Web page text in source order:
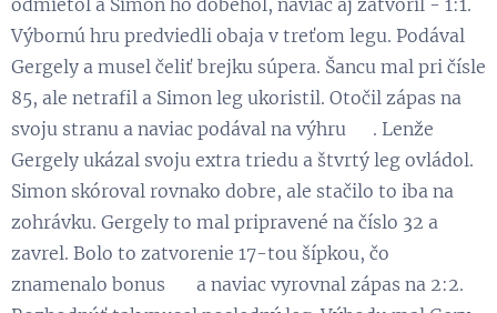
Výbornú hru predviedli obaja v treťom legu. Podával
Gergely a musel čeliť brejku súpera. Šancu mal pri čísle
85, ale netrafil a Simon leg ukoristil. Otočil zápas na
svoju stranu a naviac podával na výhru 💪. Lenže
Gergely ukázal svoju extra triedu a štvrtý leg ovládol.
Simon skóroval rovnako dobre, ale stačilo to iba na
zohrávku. Gergely to mal pripravené na číslo 32 a
zavrel. Bolo to zatvorenie 17-tou šípkou, čo
znamenalo bonus 👏 a naviac vyrovnal zápas na 2:2.